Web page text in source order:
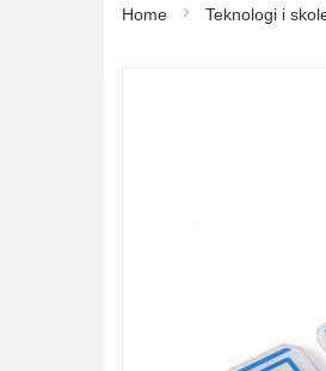
Home Teknologi i